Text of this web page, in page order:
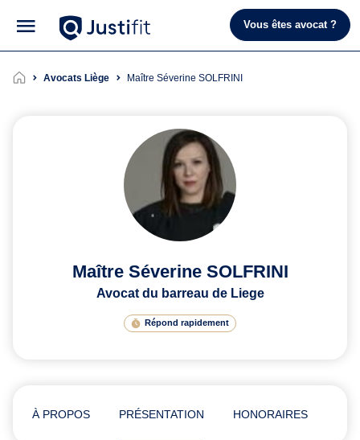
Vous êtes avocat ?
Avocats Liège Maître Séverine SOLFRINI
Maître Séverine SOLFRINI
Avocat du barreau de Liege
Répond rapidement
À PROPOS PRÉSENTATION HONORAIRES